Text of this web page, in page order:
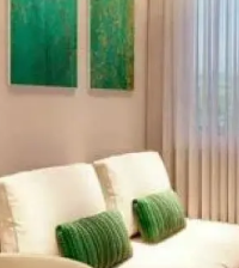
Anunciar imóveis